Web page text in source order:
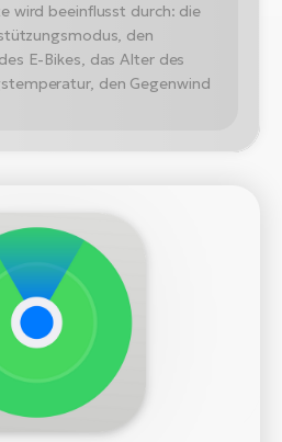
wird beeinflusst durch: die
den
E-Bikes, das Alter des
den Gegenwind